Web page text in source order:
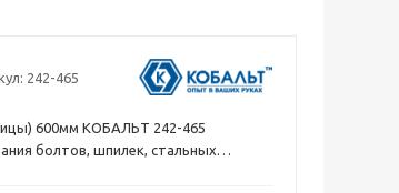
242-465
600мм КОБАЛЬТ 242-465
болтов, шпилек, стальных